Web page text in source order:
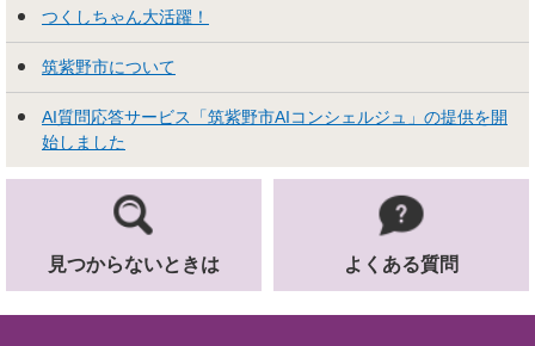
つくしちゃん大活躍！
筑紫野市について
AI質問応答サービス「筑紫野市AIコンシェルジュ」の提供を開
始しました
見つからないときは よくある質問